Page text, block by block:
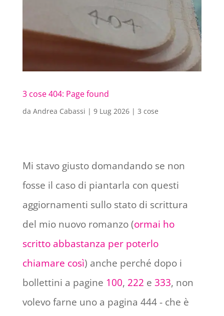
3 cose 404: Page found
da Andrea Cabassi | 9 Lug 2026| 3 cose
Mi stavo giusto domandando se non
fosse il caso di piantarla con questi
aggiornamenti sullo stato di scrittura
del mio nuovo romanzo (ormai ho
scritto abbastanza per poterlo
chiamare così) anche perché dopo i
bollettini a pagine 100, 222 e 333, non
volevo farne uno a pagina 444 - che è